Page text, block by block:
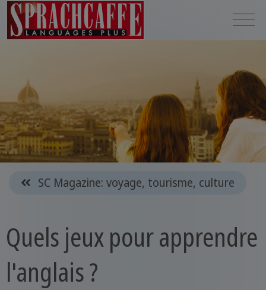
SC Magazine: voyage, tourisme, culture
Quels jeux pour apprendre
l'anglais ?